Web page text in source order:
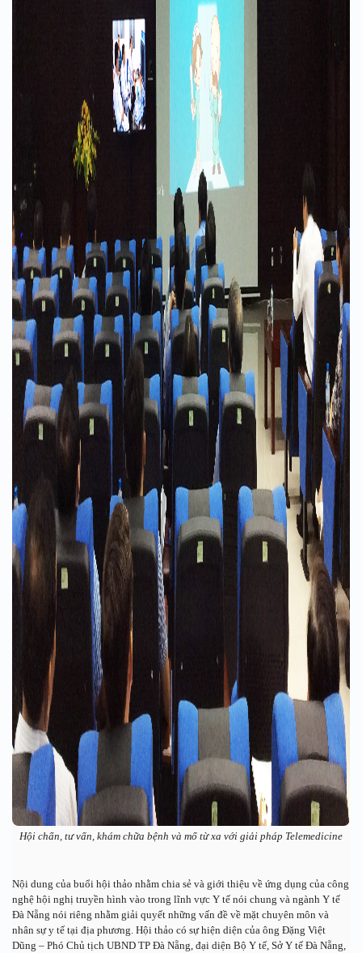
Hội chẩn, tư vấn, khám chữa bệnh và mổ từ xa với giải pháp Telemedicine
Nội dung của buổi hội thảo nhằm chia sẻ và giới thiệu về ứng dụng của công
nghệ hội nghị truyền hình vào trong lĩnh vực Y tế nói chung và ngành Y tế
Đà Nẵng nói riêng nhằm giải quyết những vấn đề về mặt chuyên môn và
nhân sự y tế tại địa phương. Hội thảo có sự hiện diện của ông Đặng Việt
Dũng – Phó Chủ tịch UBND TP Đà Nẵng, đại diện Bộ Y tế, Sở Y tế Đà Nẵng,